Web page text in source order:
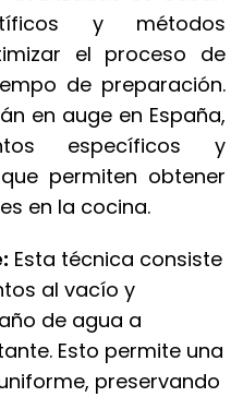
y métodos
el proceso de
de preparación.
en auge en España,
específicos y
permiten obtener
en la cocina.
Esta técnica consiste
al vacío y
de agua a
Esto permite una
preservando